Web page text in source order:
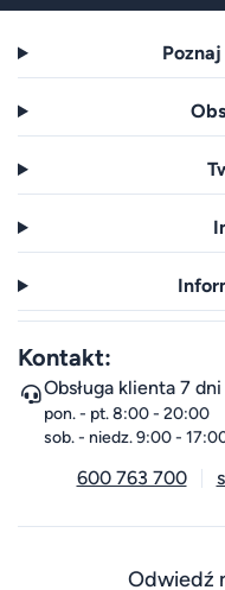
Kontakt:
Obsługa klienta 7
pon. - pt. 8:00 - 20:00
sob. - niedz. 9:00 -
600 763 700
Odwiedź